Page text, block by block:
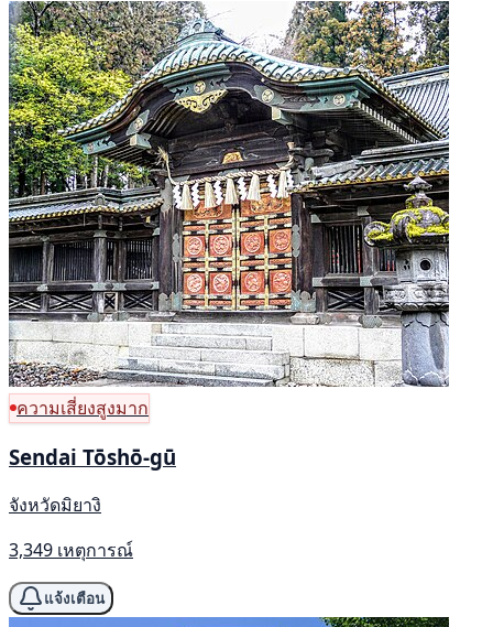
ความเสี่ยงสูงมาก
Sendai Tōshō-gū
จังหวัดมิยางิ
3,349 เหตุการณ์
แจ้งเตือน